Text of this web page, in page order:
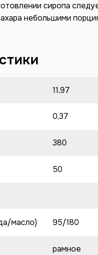
сиропа
небольшими
11,97
0,37
380
50
масло) 95/180
рамное